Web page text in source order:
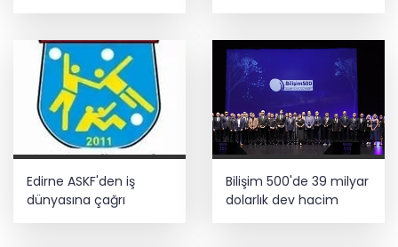
Edirne ASKF'den iş
dünyasına çağrı
Bilişim 500'de 39 milyar
dolarlık dev hacim